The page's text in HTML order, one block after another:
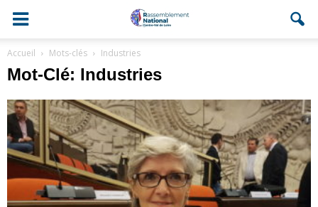
Accueil Mots-clés Industries
Mot-Clé: Industries